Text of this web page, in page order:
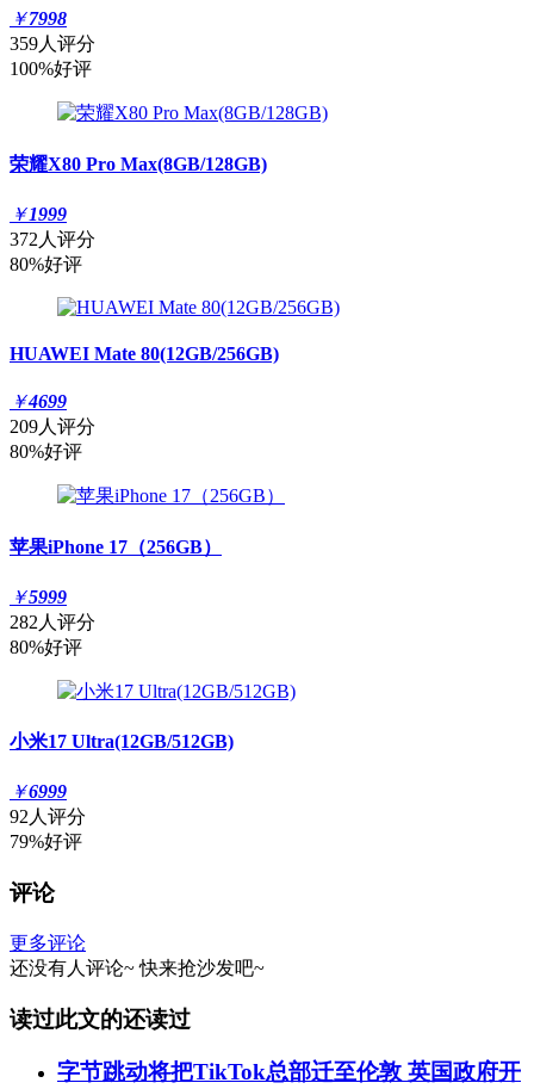
￥7998
359人评分
100%好评
荣耀X80 Pro Max(8GB/128GB)
￥1999
372人评分
80%好评
HUAWEI Mate 80(12GB/256GB)
￥4699
209人评分
80%好评
苹果iPhone 17（256GB）
￥5999
282人评分
80%好评
小米17 Ultra(12GB/512GB)
￥6999
92人评分
79%好评
评论
更多评论
还没有人评论~ 快来抢沙发吧~
读过此文的还读过
字节跳动将把TikTok总部迁至伦敦 英国政府开